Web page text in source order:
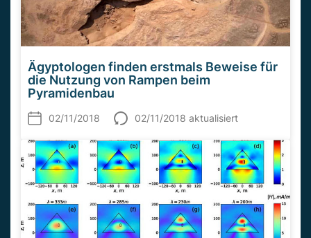
Ägyptologen finden erstmals Beweise für
die Nutzung von Rampen beim
Pyramidenbau
02/11/2018 02/11/2018 aktualisiert